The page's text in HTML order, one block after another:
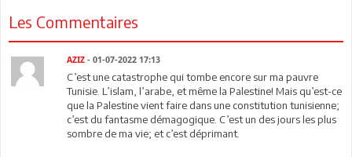
Les Commentaires
AZIZ - 01-07-2022 17:13
C’est une catastrophe qui tombe encore sur ma pauvre
Tunisie. L’islam, l’arabe, et même la Palestine! Mais qu’est-ce
que la Palestine vient faire dans une constitution tunisienne;
c’est du fantasme démagogique. C’est un des jours les plus
sombre de ma vie; et c’est déprimant.